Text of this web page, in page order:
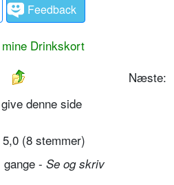
Feedback
Drinkskort
Næste:
denne side
5,0 (8 stemmer)
- Se og skriv